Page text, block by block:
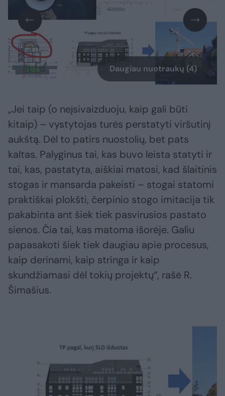
Daugiau nuotraukų (4)
„Jei taip (o neįsivaizduoju, kaip gali būti
kitaip) – vystytojas turės perstatyti viršutinį
aukštą. Dėl to patirs nuostolių, bet pats
kaltas. Palyginus tai, kas buvo leista statyti ir
tai, kas, pastatyta, aiškiai matosi, kad šlaitinis
stogas ir mansarda pakeisti – stogai statomi
praktiškai plokšti, čerpinio stogo imitacija tik
pakabinta ant šiek tiek pasvirusios pastato
sienos. Čia tai, kas matoma išorėje. Galiu
papasakoti šiek tiek daugiau apie procesus,
kaip derinami, kaip stringa ir kaip
skundžiamasi dėl tokių projektų“, rašė R.
Šimašius.